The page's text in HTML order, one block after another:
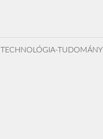
TECHNOLÓGIA-TUDOMÁNY